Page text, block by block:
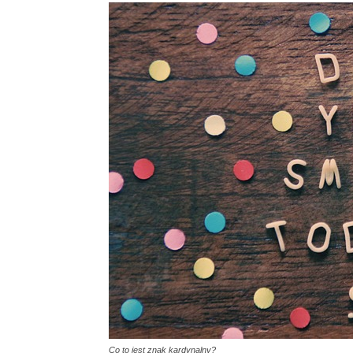
Co to jest znak kardynalny?